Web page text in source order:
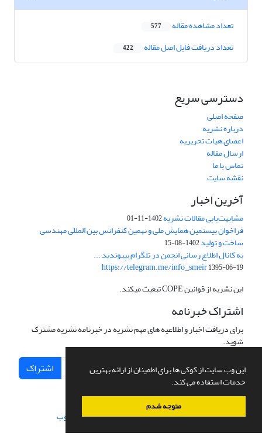
این وب سایت از کوکی ها برای اطمینان از ارائه بهترین
خدمات استفاده می کند.
متوجه شدم
تعداد مشاهده مقاله 577
تعداد دریافت فایل اصل مقاله 422
دسترسی سریع
صفحه اصلی
درباره نشریه
اعضای هیات تحریریه
ارسال مقاله
تماس با ما
نقشه سایت
آخرین اخبار
مشابهت‌یابی مقالات نشریه1402-11-01
فراخوان بیستمین همایش ملی و نهمین کنفرانس بین المللی مهندسی
ساخت و تولید1402-08-15
به کانال اطلاع رسانی انجمن در تلگرام بپیوندید ...
https://telegram.me/info_smeir1395-06-19
این نشریه از قوانین COPE تبعیت میکند.
اشتراک خبرنامه
برای دریافت اخبار و اطلاعیه های مهم نشریه در خبرنامه نشریه مشترک
شوید.
اشتراک
سامانه مدیریت نشریات علمی.طراحی و پیاده سازی از سیناوب